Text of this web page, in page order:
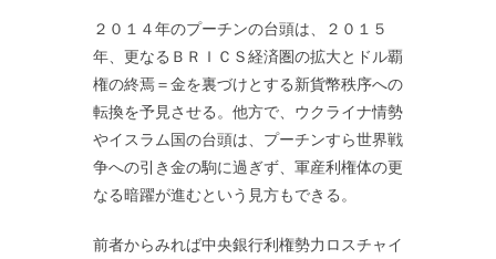
２０１４年のプーチンの台頭は、２０１５
年、更なるＢＲＩＣＳ経済圏の拡大とドル覇
権の終焉＝金を裏づけとする新貨幣秩序への
転換を予見させる。他方で、ウクライナ情勢
やイスラム国の台頭は、プーチンすら世界戦
争への引き金の駒に過ぎず、軍産利権体の更
なる暗躍が進むという見方もできる。
前者からみれば中央銀行利権勢力ロスチャイ